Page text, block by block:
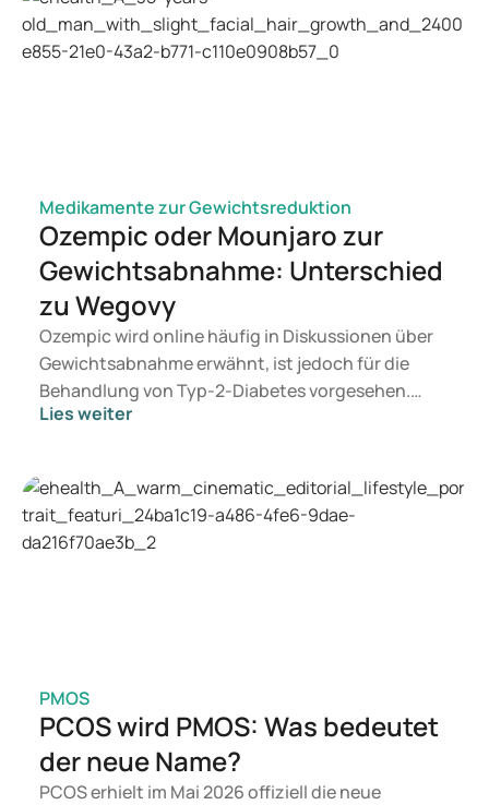
https://www.cbg-meb.nl/onderwerpen/medicijninformatie-
anticonceptie
Welke anticonceptiemethode is geschikt voor mij? -
Medikamente zur Gewichtsreduktion
Ozempic oder Mounjaro zur
Gewichtsabnahme: Unterschied
zu Wegovy
Ozempic wird online häufig in Diskussionen über
Gewichtsabnahme erwähnt, ist jedoch für die
Behandlung von Typ-2-Diabetes vorgesehen.
Wenn Sie eine Therapie zur Gewichtskontrolle
Sie geeignet ist, entscheidet ein Arzt auf
Grundlage Ihrer Gesundheit, Ihres BMI und Ihres
Medikamentenkonsums.
Lies weiter
PMOS
PCOS wird PMOS: Was bedeutet
der neue Name?
PCOS erhielt im Mai 2026 offiziell die neue